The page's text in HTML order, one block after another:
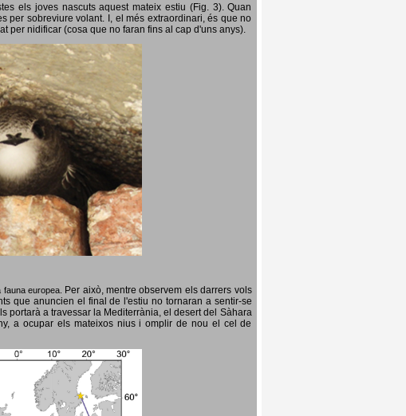
els joves nascuts aquest mateix estiu (Fig. 3). Quan
per sobreviure volant. I, el més extraordinari, és que no
per nidificar (cosa que no faran fins al cap d'uns anys).
europea. Per això, mentre observem els darrers vols
que anuncien el final de l'estiu no tornaran a sentir-se
portarà a travessar la Mediterrània, el desert del Sàhara
a ocupar els mateixos nius i omplir de nou el cel de